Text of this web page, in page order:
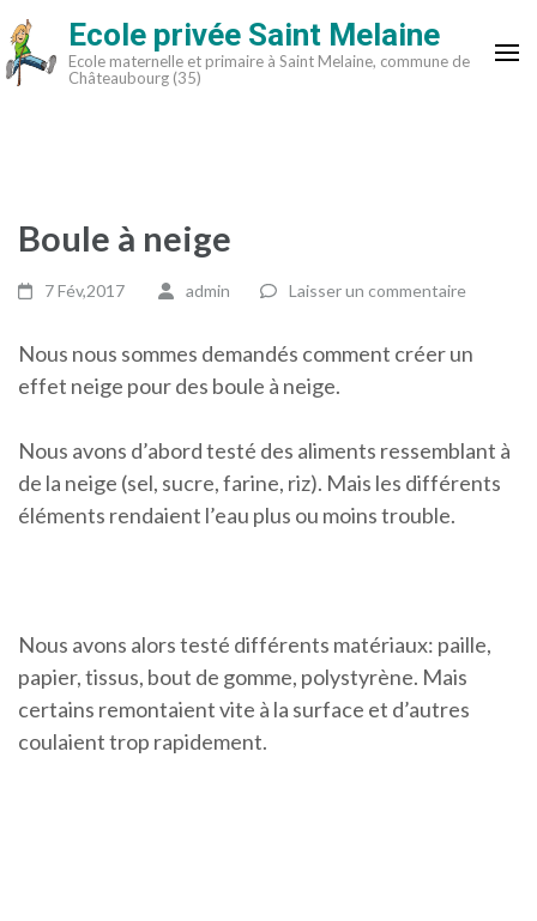
Aller
au
contenu
Ecole privée Saint Melaine
Ecole maternelle et primaire à Saint Melaine, commune de
Châteaubourg (35)
Boule à neige
7 Fév,2017 admin Laisser un commentaire
Nous nous sommes demandés comment créer un
effet neige pour des boule à neige.
Nous avons d’abord testé des aliments ressemblant à
de la neige (sel, sucre, farine, riz). Mais les différents
éléments rendaient l’eau plus ou moins trouble.
Nous avons alors testé différents matériaux: paille,
papier, tissus, bout de gomme, polystyrène. Mais
certains remontaient vite à la surface et d’autres
coulaient trop rapidement.